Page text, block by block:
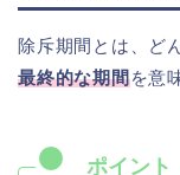
除斥期間とは、ど
最終的な期間を意